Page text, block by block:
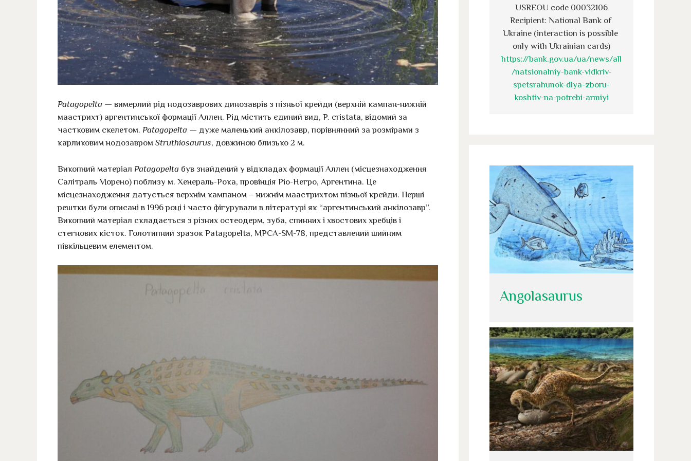
Patagopelta — вимерлий рід нодозаврових динозаврів з пізньої крейди (верхній кампан-нижній
маастрихт) аргентинської формації Аллен. Рід містить єдиний вид, P. cristata, відомий за
частковим скелетом. Patagopelta — дуже маленький анкілозавр, порівнянний за розмірами з
карликовим нодозавром Struthiosaurus, довжиною близько 2 м.
Викопний матеріал Patagopelta був знайдений у відкладах формації Аллен (місцезнаходження
Салітраль Морено) поблизу м. Хенераль-Рока, провінція Ріо-Негро, Аргентина. Це
місцезнаходження датується верхнім кампаном – нижнім маастрихтом пізньої крейди. Перші
рештки були описані в 1996 році і часто фігурували в літературі як “аргентинський анкілозавр”.
Викопний матеріал складається з різних остеодерм, зуба, спинних і хвостових хребців і
стегнових кісток. Голотипний зразок Patagopelta, MPCA-SM-78, представлений шийним
півкільцевим елементом.
USREOU code 00032106
Recipient: National Bank of
Ukraine (interaction is possible
only with Ukrainian cards)
https://bank.gov.ua/ua/news/all
/natsionalniy-bank-vidkriv-
spetsrahunok-dlya-zboru-
koshtiv-na-potrebi-armiyi
Angolasaurus